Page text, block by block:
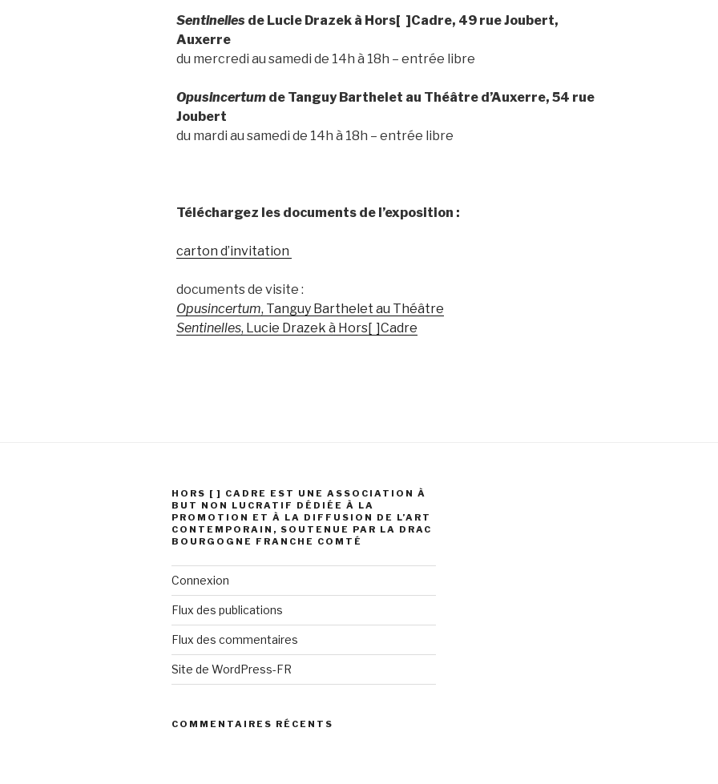
Sentinelles de Lucie Drazek à Hors[ ]Cadre, 49 rue Joubert,
Auxerre
du mercredi au samedi de 14h à 18h – entrée libre
Opusincertum de Tanguy Barthelet au Théâtre d’Auxerre, 54 rue
Joubert
du mardi au samedi de 14h à 18h – entrée libre
Téléchargez les documents de l’exposition :
carton d’invitation
documents de visite :
Opusincertum, Tanguy Barthelet au Théâtre
Sentinelles, Lucie Drazek à Hors[ ]Cadre
HORS [ ] CADRE EST UNE ASSOCIATION À
BUT NON LUCRATIF DÉDIÉE À LA
PROMOTION ET À LA DIFFUSION DE L’ART
CONTEMPORAIN, SOUTENUE PAR LA DRAC
BOURGOGNE FRANCHE COMTÉ
Connexion
Flux des publications
Flux des commentaires
Site de WordPress-FR
COMMENTAIRES RÉCENTS